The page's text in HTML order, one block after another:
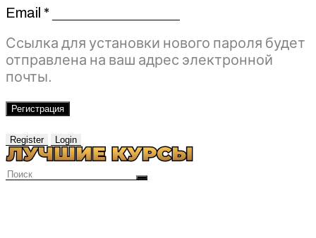
Email *Обязательно
Ссылка для установки нового пароля будет
отправлена ​​на ваш адрес электронной
почты.
Регистрация
Register Login